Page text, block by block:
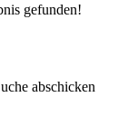
gefunden!
abschicken